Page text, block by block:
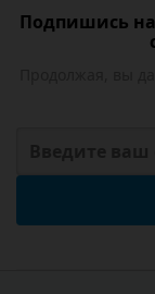
Подпишись